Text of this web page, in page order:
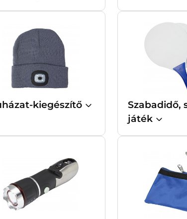
kiegészítő
Szabadidő,
játék